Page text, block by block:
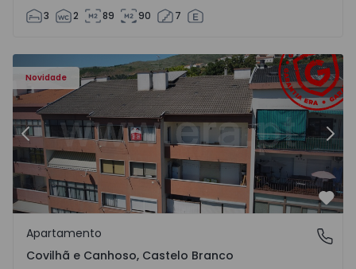
3 2 89 90 7
Novidade
- 18
Apartamento T2 Covilhã, Covilhã e Canhoso - 1497806 -
Anterior
Covilhã e Canhoso, Castelo Branco
Apartamento
Covilhã e Canhoso, Castelo Branco